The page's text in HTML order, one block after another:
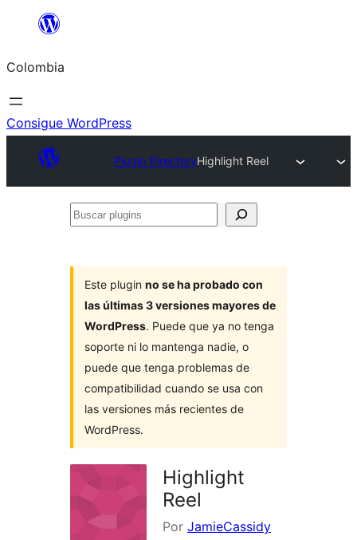
Saltar
contenido
Colombia
Consigue WordPress
Plugin DirectoryHighlight Reel
Buscar
Este plugin no se ha probado con
las últimas 3 versiones mayores de
WordPress. Puede que ya no tenga
soporte ni lo mantenga nadie, o
puede que tenga problemas de
compatibilidad cuando se usa con
las versiones más recientes de
WordPress.
Highlight
Reel
Por JamieCassidy